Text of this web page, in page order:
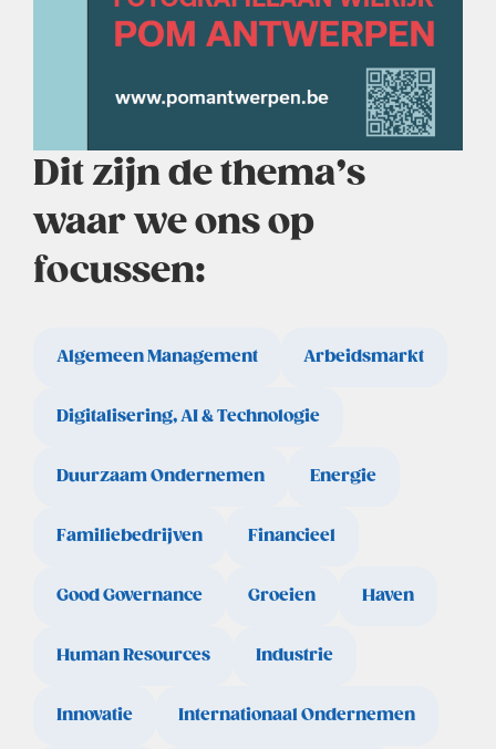
Dit zijn de thema’s
waar we ons op
focussen:
Algemeen Management Arbeidsmarkt
Digitalisering, AI & Technologie
Duurzaam Ondernemen Energie
Familiebedrijven Financieel
Good Governance Groeien Haven
Human Resources Industrie
Innovatie Internationaal Ondernemen